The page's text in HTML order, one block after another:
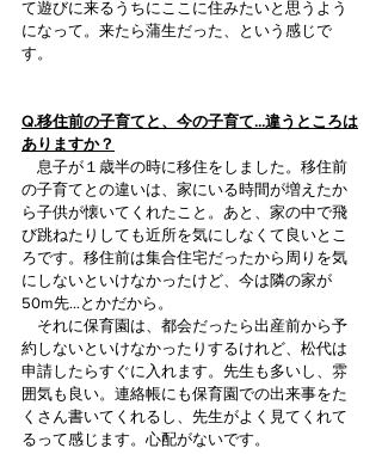
て遊びに来るうちにここに住みたいと思うよう
になって。来たら蒲生だった、という感じで
す。
Q.移住前の子育てと、今の子育て…違うところは
ありますか？
息子が１歳半の時に移住をしました。移住前
の子育てとの違いは、家にいる時間が増えたか
ら子供が懐いてくれたこと。あと、家の中で飛
び跳ねたりしても近所を気にしなくて良いとこ
ろです。移住前は集合住宅だったから周りを気
にしないといけなかったけど、今は隣の家が
50m先…とかだから。
それに保育園は、都会だったら出産前から予
約しないといけなかったりするけれど、松代は
申請したらすぐに入れます。先生も多いし、雰
囲気も良い。連絡帳にも保育園での出来事をた
くさん書いてくれるし、先生がよく見てくれて
るって感じます。心配がないです。